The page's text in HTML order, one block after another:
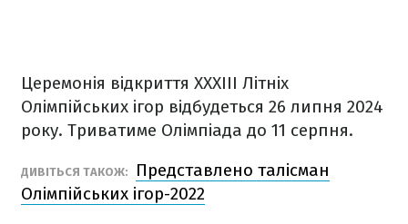
Церемонія відкриття XXXIII Літніх
Олімпійських ігор відбудеться 26 липня 2024
року. Триватиме Олімпіада до 11 серпня.
ДИВІТЬСЯ ТАКОЖ:
Представлено талісман
Олімпійських ігор-2022